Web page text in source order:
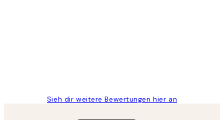
Sieh dir weitere Bewertungen hier an